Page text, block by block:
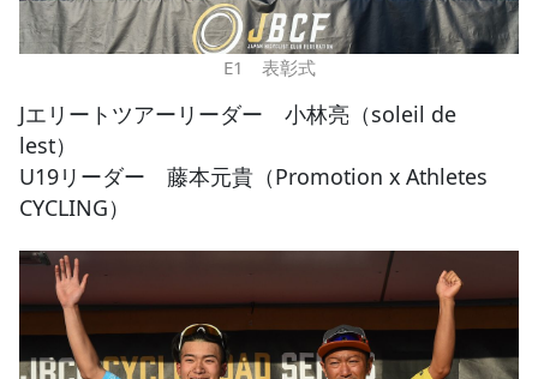
E1 表彰式
Jエリートツアーリーダー 小林亮（soleil de
lest）
U19リーダー 藤本元貴（Promotion x Athletes
CYCLING）